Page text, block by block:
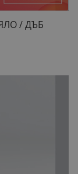
/ ДЪБ